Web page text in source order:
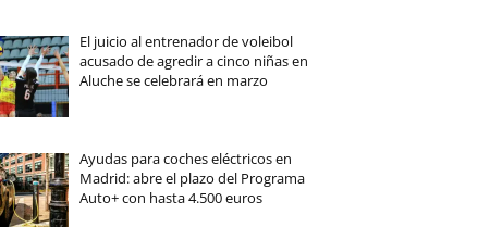
El juicio al entrenador de voleibol
acusado de agredir a cinco niñas en
Aluche se celebrará en marzo
Ayudas para coches eléctricos en
Madrid: abre el plazo del Programa
Auto+ con hasta 4.500 euros